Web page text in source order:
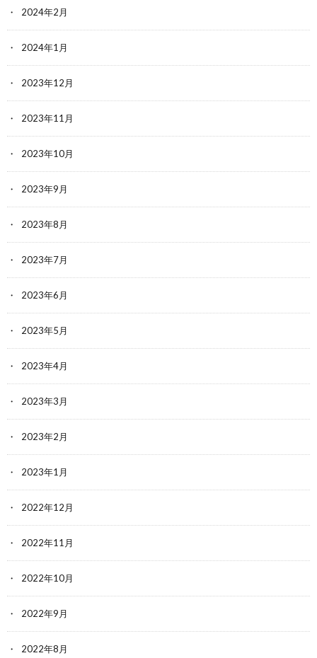
2024年2月
2024年1月
2023年12月
2023年11月
2023年10月
2023年9月
2023年8月
2023年7月
2023年6月
2023年5月
2023年4月
2023年3月
2023年2月
2023年1月
2022年12月
2022年11月
2022年10月
2022年9月
2022年8月